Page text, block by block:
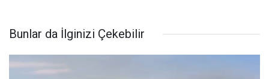
Bunlar da İlginizi Çekebilir